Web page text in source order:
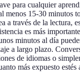
para cualquier
menos 15-30 minutos
a través de la lectura,
es más
minutos al día
a largo plazo.
de idiomas o
más expuesto